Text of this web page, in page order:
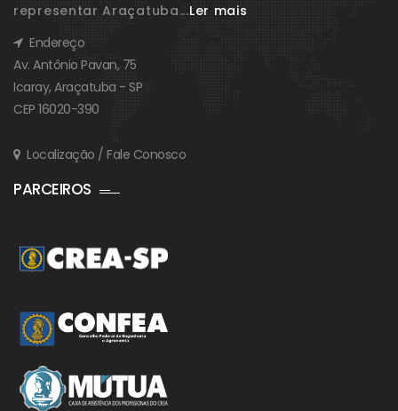
representar Araçatuba...Ler mais
Endereço
Av. Antônio Pavan, 75
Icaray, Araçatuba - SP
CEP 16020-390
Localização / Fale Conosco
PARCEIROS